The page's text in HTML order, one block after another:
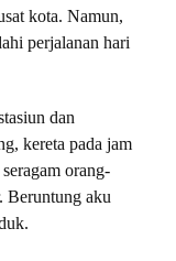
kota. Namun,
perjalanan hari
dan
kereta pada jam
orang-
Beruntung aku